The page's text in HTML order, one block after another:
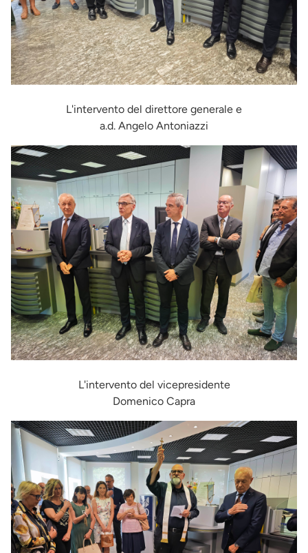
L'intervento del direttore generale e
a.d. Angelo Antoniazzi
Immagine
L'intervento del vicepresidente
Domenico Capra
Immagine